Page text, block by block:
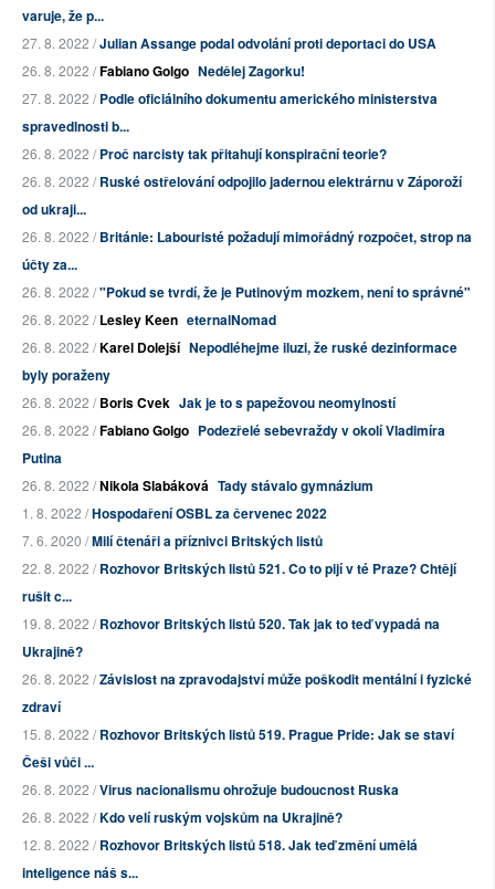
varuje, že p...
27. 8. 2022 /Julian Assange podal odvolání proti deportaci do USA
26. 8. 2022 /Fabiano Golgo Nedělej Zagorku!
27. 8. 2022 /Podle oficiálního dokumentu amerického ministerstva
spravedlnosti b...
26. 8. 2022 /Proč narcisty tak přitahují konspirační teorie?
26. 8. 2022 /Ruské ostřelování odpojilo jadernou elektrárnu v Záporoží
od ukraji...
26. 8. 2022 /Británie: Labouristé požadují mimořádný rozpočet, strop na
účty za...
26. 8. 2022 /"Pokud se tvrdí, že je Putinovým mozkem, není to správné"
26. 8. 2022 /Lesley Keen eternalNomad
26. 8. 2022 /Karel Dolejší Nepodléhejme iluzi, že ruské dezinformace
byly poraženy
26. 8. 2022 /Boris Cvek Jak je to s papežovou neomylností
26. 8. 2022 /Fabiano Golgo Podezřelé sebevraždy v okolí Vladimíra
Putina
26. 8. 2022 /Nikola Slabáková Tady stávalo gymnázium
1. 8. 2022 /Hospodaření OSBL za červenec 2022
7. 6. 2020 /Milí čtenáři a příznivci Britských listů
22. 8. 2022 /Rozhovor Britských listů 521. Co to pijí v té Praze? Chtějí
rušit c...
19. 8. 2022 /Rozhovor Britských listů 520. Tak jak to teď vypadá na
Ukrajině?
26. 8. 2022 /Závislost na zpravodajství může poškodit mentální i fyzické
zdraví
15. 8. 2022 /Rozhovor Britských listů 519. Prague Pride: Jak se staví
Češi vůči ...
26. 8. 2022 /Virus nacionalismu ohrožuje budoucnost Ruska
26. 8. 2022 /Kdo velí ruským vojskům na Ukrajině?
12. 8. 2022 /Rozhovor Britských listů 518. Jak teď změní umělá
inteligence náš s...